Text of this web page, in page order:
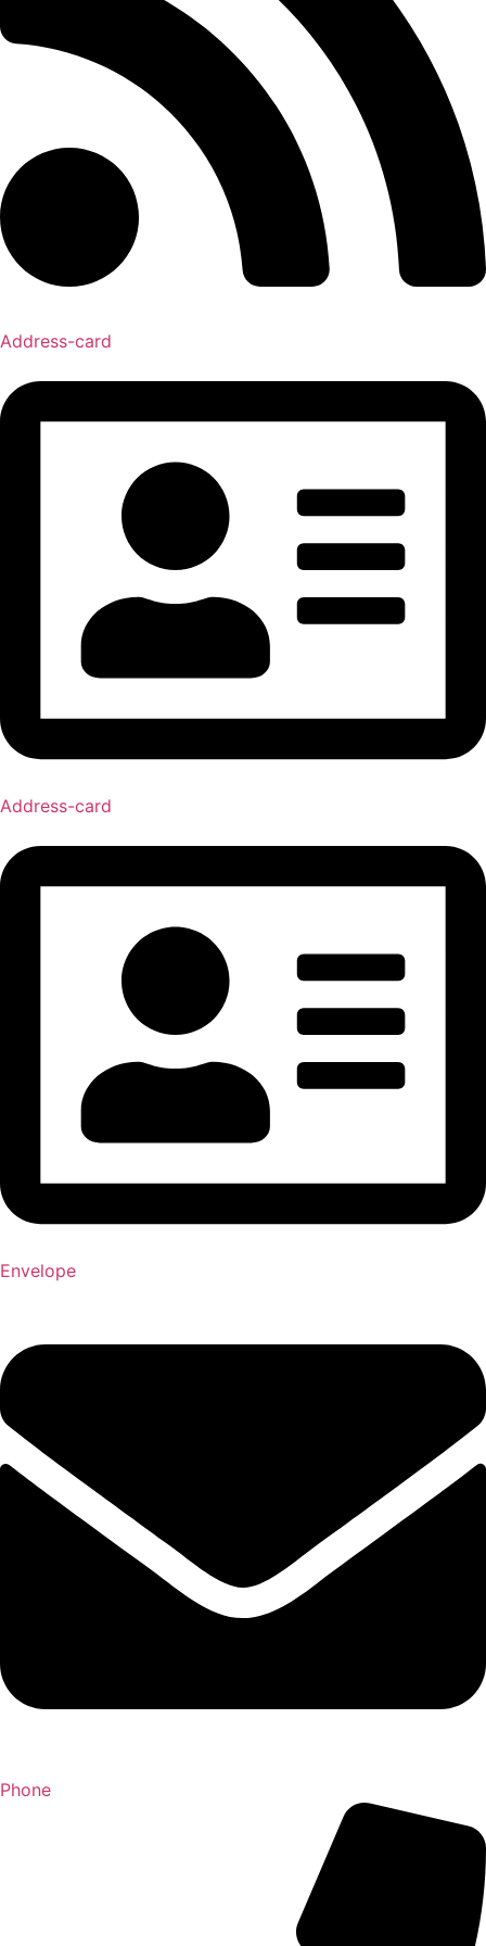
Address-card
Address-card
Envelope
Phone